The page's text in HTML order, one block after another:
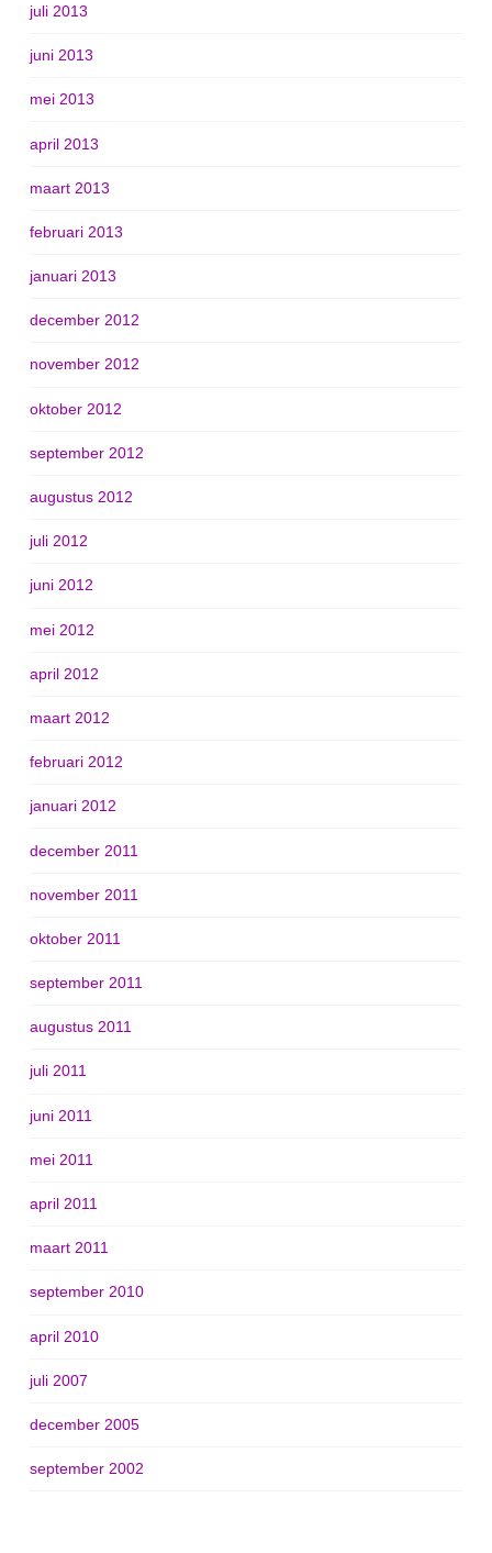
juli 2013
juni 2013
mei 2013
april 2013
maart 2013
februari 2013
januari 2013
december 2012
november 2012
oktober 2012
september 2012
augustus 2012
juli 2012
juni 2012
mei 2012
april 2012
maart 2012
februari 2012
januari 2012
december 2011
november 2011
oktober 2011
september 2011
augustus 2011
juli 2011
juni 2011
mei 2011
april 2011
maart 2011
september 2010
april 2010
juli 2007
december 2005
september 2002